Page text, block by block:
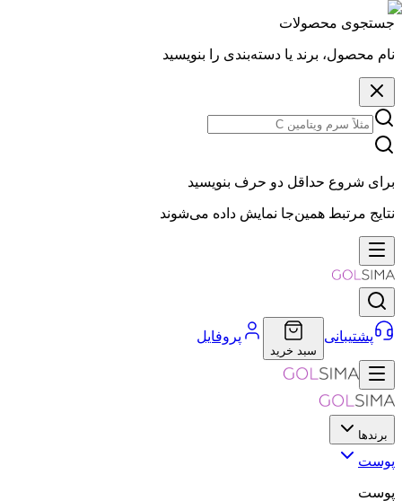
جستجوی محصولات
نام محصول، برند یا دسته‌بندی را بنویسید
برای شروع حداقل دو حرف بنویسید
نتایج مرتبط همین‌جا نمایش داده می‌شوند
پشتیبانی
سبد خرید
پروفایل
برندها
پوست
پوست